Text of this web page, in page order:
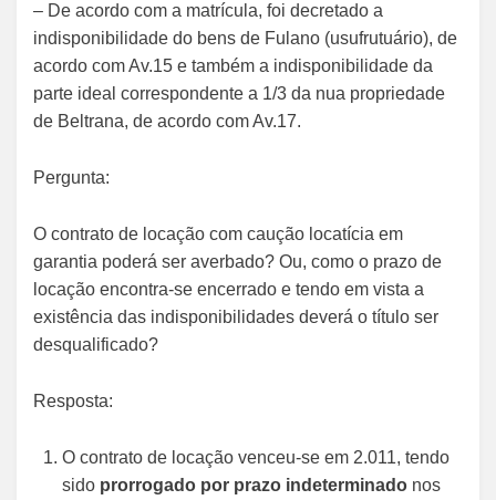
– De acordo com a matrícula, foi decretado a
indisponibilidade do bens de Fulano (usufrutuário), de
acordo com Av.15 e também a indisponibilidade da
parte ideal correspondente a 1/3 da nua propriedade
de Beltrana, de acordo com Av.17.
Pergunta:
O contrato de locação com caução locatícia em
garantia poderá ser averbado? Ou, como o prazo de
locação encontra-se encerrado e tendo em vista a
existência das indisponibilidades deverá o título ser
desqualificado?
Resposta:
O contrato de locação venceu-se em 2.011, tendo
sido prorrogado por prazo indeterminado nos